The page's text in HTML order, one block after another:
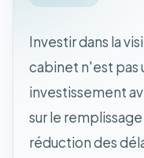
Investir dans la
cabinet n'est pas
investissement
sur le
réduction des